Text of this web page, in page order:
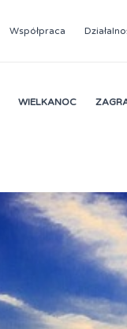
Współpraca
WIELKANOC